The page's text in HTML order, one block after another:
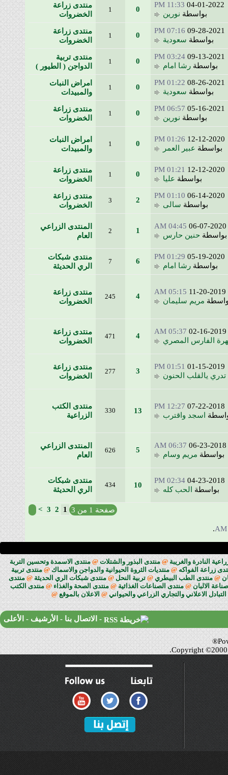
04-01-
11:33 PM
بواسطةنورين
منتدى زراعة
الخضروات
09-28-
07:16 PM
بواسطةسعودية
منتدى زراعة
الخضروات
09-13-
03:24 PM
بواسطةرشا امام
منتدى تربية
الدواجن ( الطيور )
08-26-
01:22 PM
بواسطةسعودية
امراض النبات
والمبيدات
05-16-
06:57 PM
بواسطةنورين
منتدى زراعة
الخضروات
12-12-
01:26 PM
عبير العمر
امراض النبات
والمبيدات
12-12-
01:21 PM
بواسطةعليا
منتدى زراعة
الخضروات
06-14-
01:10 PM
بواسطةسالى
منتدى زراعة
الخضروات
06-07-
04:45 AM
حنين حارس
المنتدى الزراعي
العام
05-19-
01:29 PM
بواسطةرشا امام
منتدى شبكات
الري الحديثة
11-20-
05:15 AM
مريم سليمان
منتدى زراعة
الخضروات
02-16-
05:37 AM
الفارس المصري
منتدى زراعة
الخضروات
01-15-
01:51 PM
يالقلب الحنون
منتدى زراعة
الخضروات
07-22-
12:27 PM
اسجد واقترب
منتدى الكتب
الزراعية
06-23-
06:37 AM
مريم وسام
المنتدى الزراعي
العام
04-23-
02:34 PM
الحب كله
434
منتدى شبكات
الري الحديثة
صفحة 1 من 3 1
2
3
>
.
والغريبة @منتدى البذور والشتلات @منتدى الاسمدة وتحسين التربة
الفواكه @منتديات الثروة الحيوانية والدواجن والاسماك @منتدى تربية
منتدى الطب البيطري @تربية النحل @منتدى شبكات الري الحديثة @منتدى
الالبان @منتدى الصناعات الغذائية @منتدى الصحة والغذاء @منتدى الكتب
الاعلاني والتجاري الزراعي والحيواني @الاعلان بالموقع @
-الاتصال بنا-الأرشيف-الأعلى
Copyright